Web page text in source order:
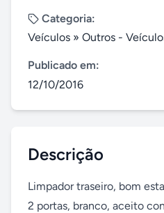
Categoria:
Veículos » Outros -
Publicado em:
12/10/2016
Descrição
Limpador traseiro, bom
2 portas, branco, aceito